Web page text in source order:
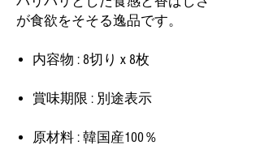
が食欲をそそる逸品です。
内容物 : 8切り x 8枚
賞味期限 : 別途表示
原材料 : 韓国産100％